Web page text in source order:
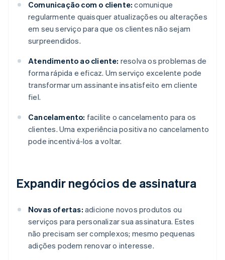
Comunicação com o cliente: comunique
regularmente quaisquer atualizações ou alterações
em seu serviço para que os clientes não sejam
surpreendidos.
Atendimento ao cliente: resolva os problemas de
forma rápida e eficaz. Um serviço excelente pode
transformar um assinante insatisfeito em cliente
fiel.
Cancelamento: facilite o cancelamento para os
clientes. Uma experiência positiva no cancelamento
pode incentivá-los a voltar.
Expandir negócios de assinatura
Novas ofertas: adicione novos produtos ou
serviços para personalizar sua assinatura. Estes
não precisam ser complexos; mesmo pequenas
adições podem renovar o interesse.